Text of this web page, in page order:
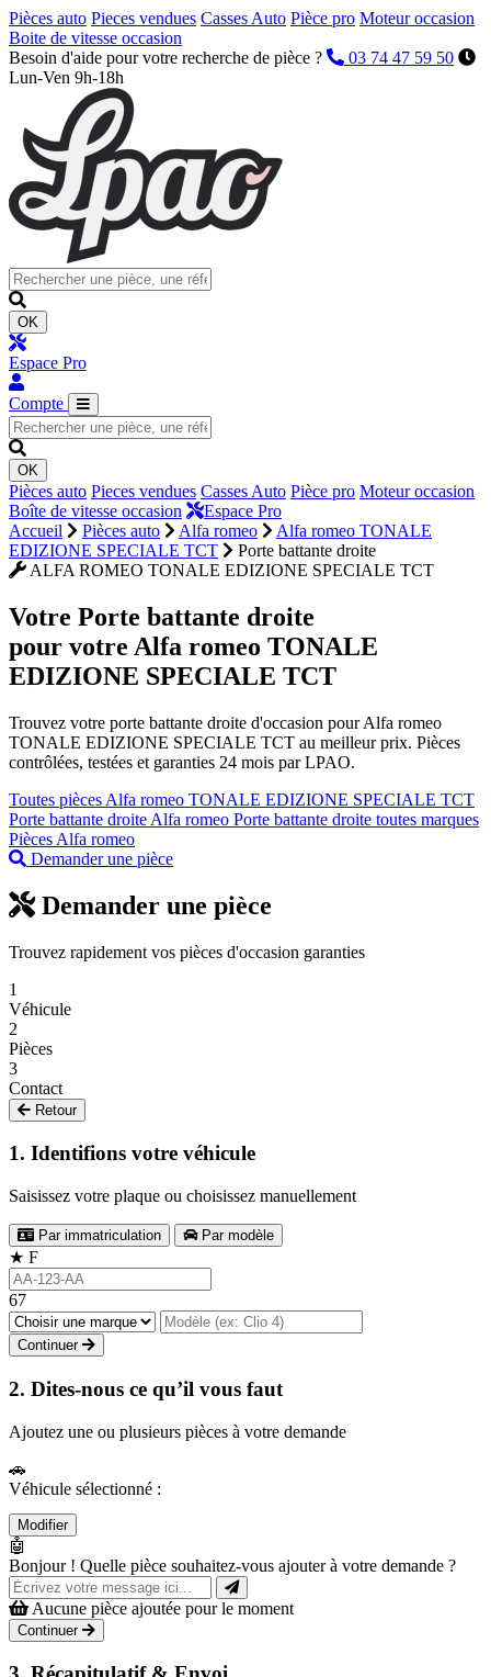
Pièces auto Pieces vendues Casses Auto Pièce pro Moteur occasion
Boite de vitesse occasion
Besoin d'aide pour votre recherche de pièce ?
03 74 47 59 50
Lun-Ven 9h-18h
OK
Espace Pro
Compte
OK
Pièces auto Pieces vendues Casses Auto Pièce pro Moteur occasion
Boîte de vitesse occasion
Espace Pro
Accueil
Pièces auto Alfa romeo
Alfa romeo TONALE
EDIZIONE SPECIALE TCT
Porte battante droite
ALFA ROMEO TONALE EDIZIONE SPECIALE TCT
Votre Porte battante droite
pour votre Alfa romeo TONALE
EDIZIONE SPECIALE TCT
Trouvez votre porte battante droite d'occasion pour Alfa romeo
TONALE EDIZIONE SPECIALE TCT au meilleur prix. Pièces
contrôlées, testées et garanties 24 mois par LPAO.
Toutes pièces Alfa romeo TONALE EDIZIONE SPECIALE TCT
Porte battante droite Alfa romeo Porte battante droite toutes marques
Pièces Alfa romeo
Demander une pièce
Demander une pièce
Trouvez rapidement vos pièces d'occasion garanties
1
Véhicule
2
Pièces
3
Contact
Retour
1. Identifions votre véhicule
Saisissez votre plaque ou choisissez manuellement
Par immatriculation Par modèle
★ F
67
Continuer
2. Dites-nous ce qu’il vous faut
Ajoutez une ou plusieurs pièces à votre demande
🚗
Véhicule sélectionné :
Modifier
🤖
Bonjour ! Quelle pièce souhaitez-vous ajouter à votre demande ?
Aucune pièce ajoutée pour le moment
Continuer